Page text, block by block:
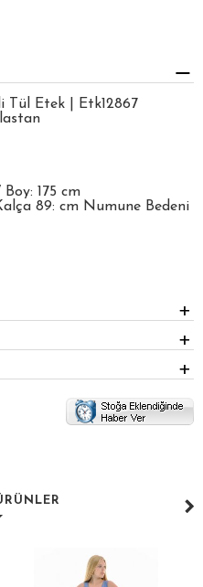
Tül Etek | Etk12867
175 cm
89: cm Numune Bedeni